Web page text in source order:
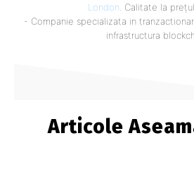
London. Calitate la
- Companie specializata in
infrastructura
Articole